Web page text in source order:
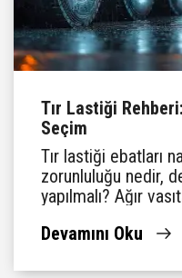
Tır Lastiği
Seçim
Tır lastiği ebatları
zorunluluğu nedir,
yapılmalı? Ağır
Devamını Oku